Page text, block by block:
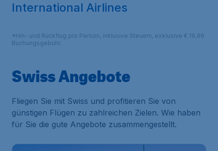
International Airlines
*Hin- und Rückflug pro Person, inklusive Steuern, exklusive € 19,99
Buchungsgebühr.
Swiss Angebote
Fliegen Sie mit Swiss und profitieren Sie von
günstigen Flügen zu zahlreichen Zielen. Wie haben
für Sie die gute Angebote zusammengestellt.